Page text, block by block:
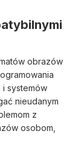
obrazów
systemów
nieudanym
z
osobom,